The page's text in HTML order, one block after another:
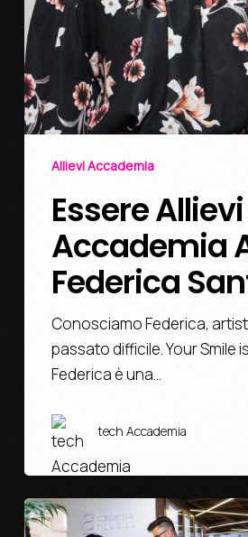
Allievi Accademia
Essere
Accademia
Federica
Conosciamo Federica,
passato difficile. Your Smile
Federica è una…
tech Accademia